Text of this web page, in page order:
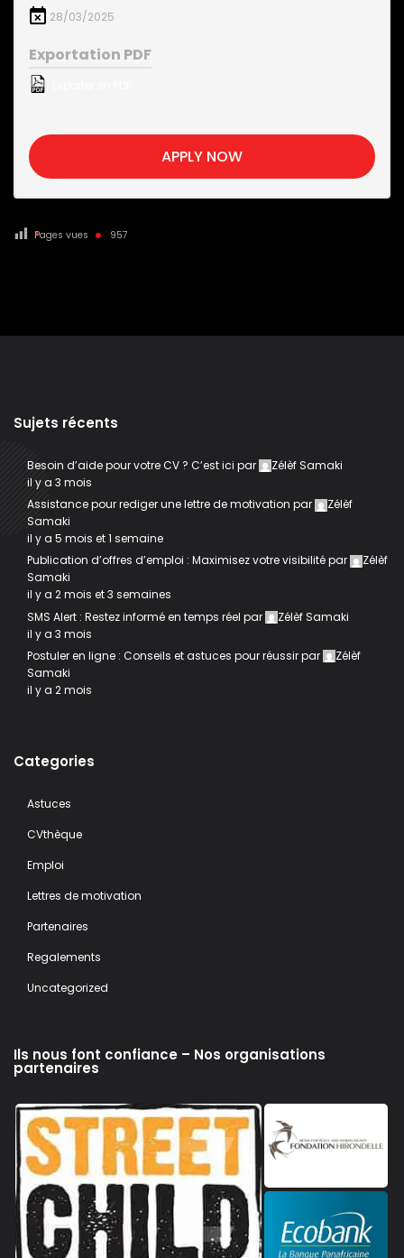
28/03/2025
Exportation PDF
APPLY NOW
Pages vues 957
Sujets récents
Besoin d’aide pour votre CV ? C’est ici par
Zélèf Samaki
il y a 3 mois
Assistance pour rediger une lettre de motivation par
Zélèf
Samaki
il y a 5 mois et 1 semaine
Publication d’offres d’emploi : Maximisez votre visibilitépar
Zélèf
Samaki
il y a 2 mois et 3 semaines
SMS Alert : Restez informé en temps réel par
Zélèf Samaki
il y a 3 mois
Postuler en ligne : Conseils et astuces pour réussirpar
Zélèf
Samaki
il y a 2 mois
Categories
Astuces
CVthèque
Emploi
Lettres de motivation
Partenaires
Regalements
Uncategorized
Ils nous font confiance – Nos organisations
partenaires